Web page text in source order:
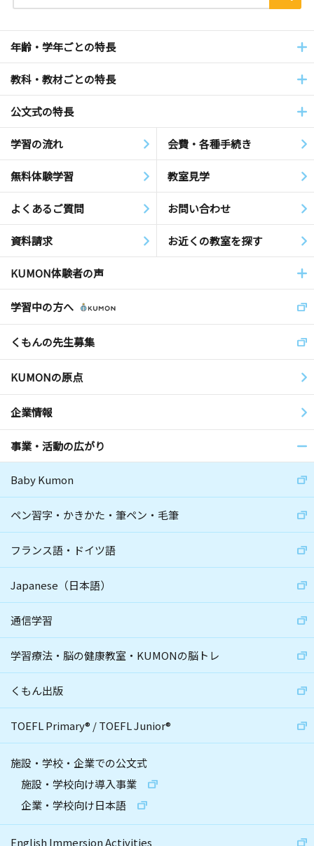
年齢・学年ごとの特長
教科・教材ごとの特長
公文式の特長
学習の流れ 会費・各種手続き
無料体験学習 教室見学
よくあるご質問 お問い合わせ
資料請求 お近くの教室を探す
KUMON体験者の声
学習中の方へ
くもんの先生募集
KUMONの原点
企業情報
事業・活動の広がり
Baby Kumon
ペン習字・かきかた・筆ペン・毛筆
フランス語・ドイツ語
Japanese（日本語）
通信学習
学習療法・脳の健康教室・KUMONの脳トレ
くもん出版
TOEFL Primary® /TOEFL Junior®
施設・学校・企業での公文式
施設・学校向け導入事業
企業・学校向け日本語
English Immersion Activities